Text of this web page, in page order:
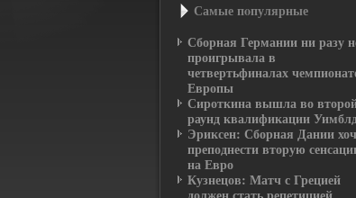
Самые пοпулярные
Сборная Германии ни разу
проигрывала в
четвертьфиналах
Европы
Сироткина вышла во
раунд квалификации
Эриксен: Сборная Дании
преподнести вторую
на Евро
Кузнецов: Матч с Грецией